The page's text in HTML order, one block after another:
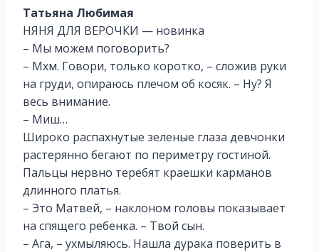
Татьяна Любимая
НЯНЯ ДЛЯ ВЕРОЧКИ — новинка
– Мы можем поговорить?
– Мхм. Говори, только коротко, – сложив руки
на груди, опираюсь плечом об косяк. – Ну? Я
весь внимание.
– Миш…
Широко распахнутые зеленые глаза девчонки
растерянно бегают по периметру гостиной.
Пальцы нервно теребят краешки карманов
длинного платья.
– Это Матвей, – наклоном головы показывает
на спящего ребенка. – Твой сын.
– Ага, – ухмыляюсь. Нашла дурака поверить в